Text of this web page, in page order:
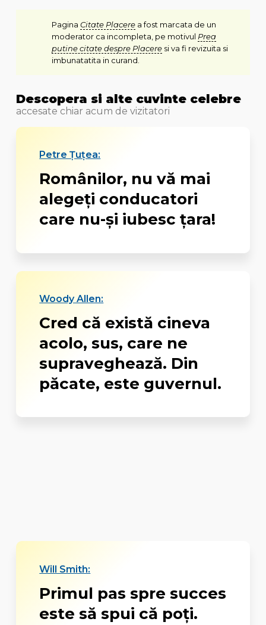
Pagina Citate Placerea fost marcata de un
moderator ca incompleta, pe motivul Prea
putine citate despre Placeresi va fi revizuita si
imbunatatita in curand.
Descopera si alte cuvinte celebre
accesate chiar acum de vizitatori
Petre Țuțea:
Românilor, nu vă mai
alegeţi conducatori
care nu-şi iubesc ţara!
Woody Allen:
Cred că există cineva
acolo, sus, care ne
supraveghează. Din
păcate, este guvernul.
Will Smith:
Primul pas spre succes
este să spui că poţi.